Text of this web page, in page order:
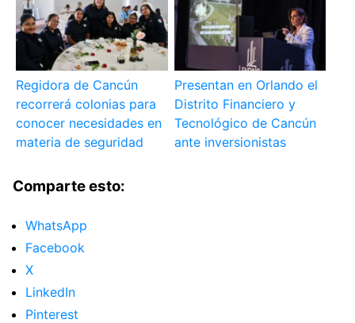
Regidora de Cancún
recorrerá colonias para
conocer necesidades en
materia de seguridad
Presentan en Orlando el
Distrito Financiero y
Tecnológico de Cancún
ante inversionistas
Comparte esto:
WhatsApp
Facebook
X
LinkedIn
Pinterest